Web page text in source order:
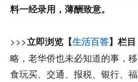
料一经录用，薄酬致意。
>>>立即浏览【生活百答】栏目
略，老华侨也未必知道的事，移
食玩买、交通、报税、银行、福